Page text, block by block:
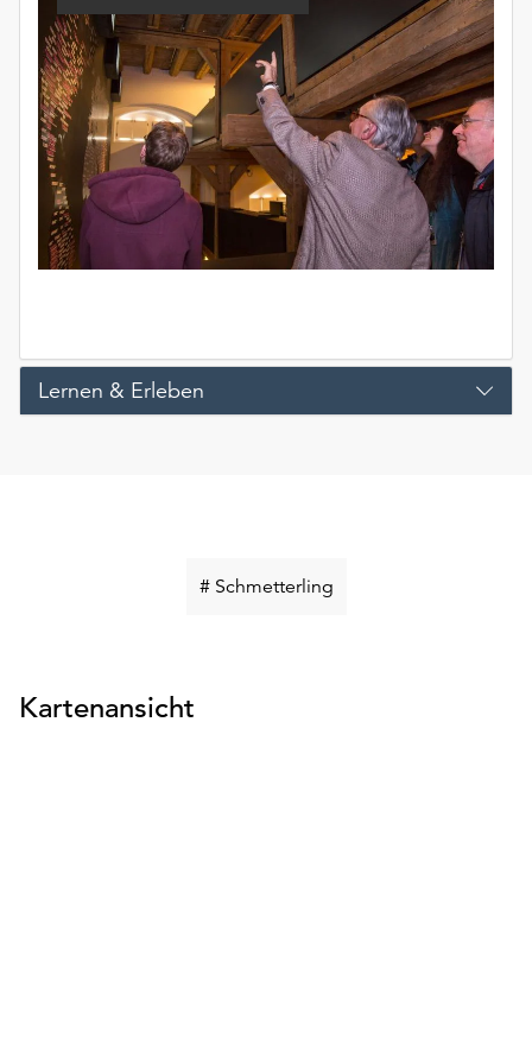
Lernen & Erleben
# SchmetterlingSchlüsselwort
Kartenansicht